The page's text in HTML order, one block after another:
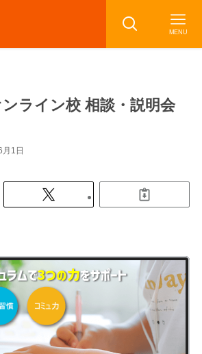
MENU
ライン校 相談・説明会
1日